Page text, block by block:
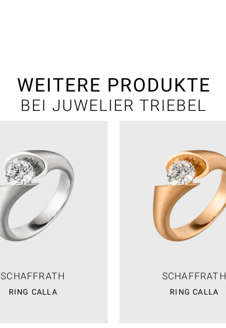
WEITERE PRODUKTE
BEI JUWELIER TRIEBEL
SCHAFFRATH
RING CALLA
SCHAFFRATH
RING CALLA